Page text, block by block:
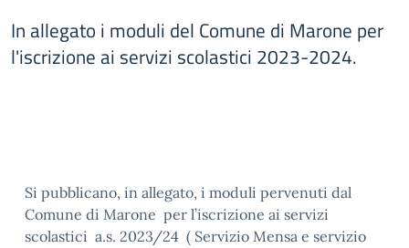
In allegato i moduli del Comune di Marone per
l'iscrizione ai servizi scolastici 2023-2024.
Si pubblicano, in allegato, i moduli pervenuti dal
Comune di Marone per l’iscrizione ai servizi
scolastici a.s. 2023/24 ( Servizio Mensa e servizio